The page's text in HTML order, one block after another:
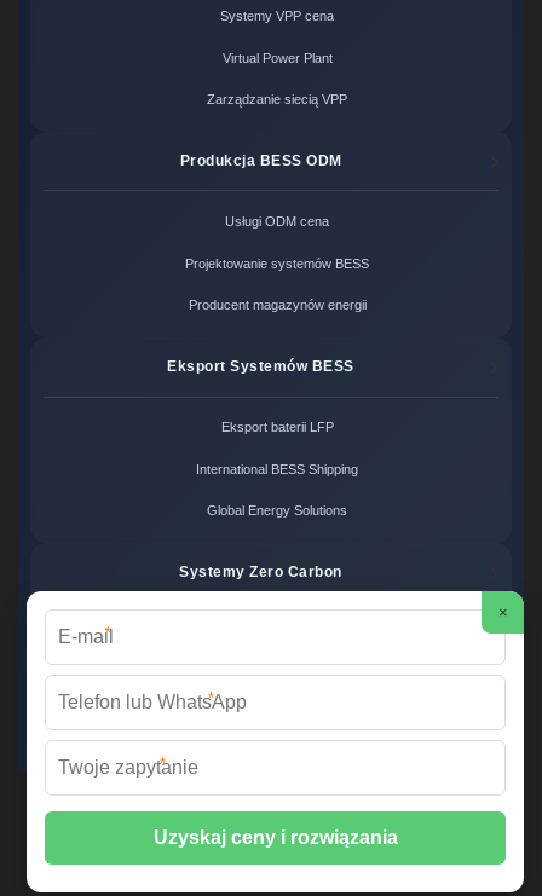
Systemy VPP cena
Virtual Power Plant
Zarządzanie siecią VPP
Produkcja BESS ODM
Usługi ODM cena
Projektowanie systemów BESS
Producent magazynów energii
Eksport Systemów BESS
Eksport baterii LFP
International BESS Shipping
Global Energy Solutions
Systemy Zero Carbon
Zero Carbon Energy
Ekologiczne rozwiązania OZE
Wirtualna Elektrownia Polska ©
Mapa strony
📞 +48 22 378 45 12 | ✉️info@fabrykawspomnien.waw.pl
×
*
*
*